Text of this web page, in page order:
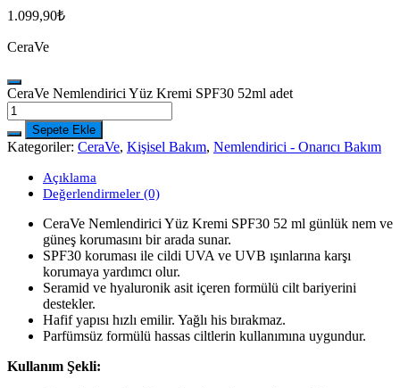
1.099,90₺
CeraVe
CeraVe Nemlendirici Yüz Kremi SPF30 52ml adet
Sepete Ekle
Kategoriler: CeraVe, Kişisel Bakım, Nemlendirici - Onarıcı Bakım
Açıklama
Değerlendirmeler (0)
CeraVe Nemlendirici Yüz Kremi SPF30 52 ml günlük nem ve
güneş korumasını bir arada sunar.
SPF30 koruması ile cildi UVA ve UVB ışınlarına karşı
korumaya yardımcı olur.
Seramid ve hyaluronik asit içeren formülü cilt bariyerini
destekler.
Hafif yapısı hızlı emilir. Yağlı his bırakmaz.
Parfümsüz formülü hassas ciltlerin kullanımına uygundur.
Kullanım Şekli: